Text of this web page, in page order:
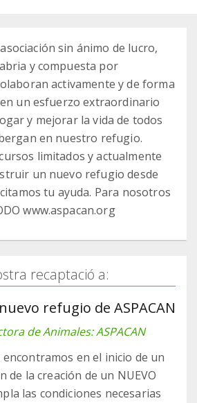
sin ánimo de lucro,
y compuesta por
activamente y de forma
un esfuerzo extraordinario
y mejorar la vida de todos
en nuestro refugio.
limitados y actualmente
un nuevo refugio desde
tu ayuda. Para nosotros
www.aspacan.org
recaptació a:
refugio de ASPACAN
de Animales: ASPACAN
en el inicio de un
de la creación de un NUEVO
las condiciones necesarias